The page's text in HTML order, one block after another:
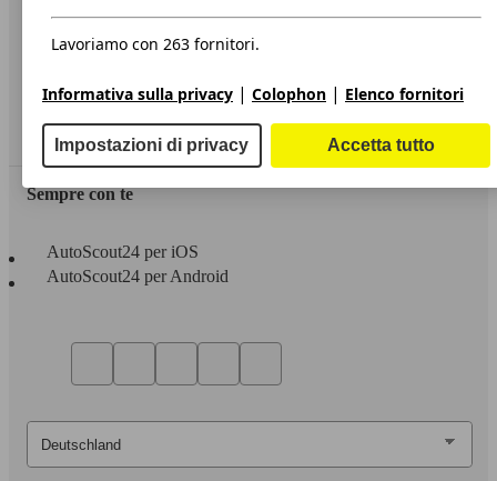
Privacy
Dichiarazione di Accessibilità
Servizi
Area rivenditori
Sempre con te
AutoScout24 per iOS
AutoScout24 per Android
Lavoriamo con 263 fornitori.
Informativa sulla privacy | Colophon | Elenco fornitori
Impostazioni di privacy Accetta tutto